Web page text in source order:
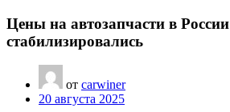
Цены на автозапчасти в России
стабилизировались
от carwiner
20 августа 2025